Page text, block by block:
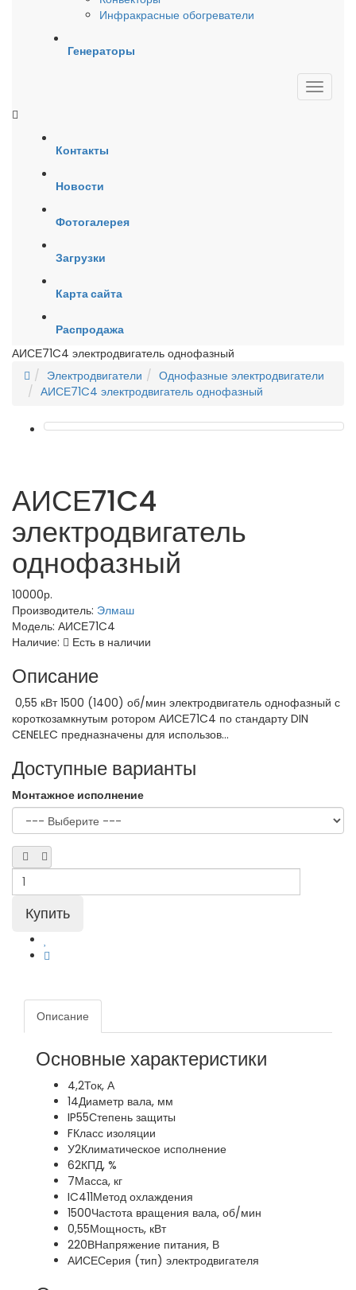
Инфракрасные обогреватели
Генераторы
Контакты
Новости
Фотогалерея
Загрузки
Карта сайта
Распродажа
АИСЕ71C4 электродвигатель однофазный
Электродвигатели
Однофазные электродвигатели
АИСЕ71C4 электродвигатель однофазный
АИСЕ71C4
электродвигатель
однофазный
10000р.
Производитель: Элмаш
Модель: АИСЕ71C4
Наличие:
Есть в наличии
Описание
0,55 кВт 1500 (1400) об/мин электродвигатель однофазный с
короткозамкнутым ротором АИСЕ71C4 по стандарту DIN
CENELEC предназначены для использов...
Доступные варианты
Монтажное исполнение
Описание
Основные характеристики
4,2Ток, А
14Диаметр вала, мм
IP55Степень защиты
FКласс изоляции
У2Климатическое исполнение
62КПД, %
7Масса, кг
IC411Метод охлаждения
1500Частота вращения вала, об/мин
0,55Мощность, кВт
220ВНапряжение питания, В
АИСЕСерия (тип) электродвигателя